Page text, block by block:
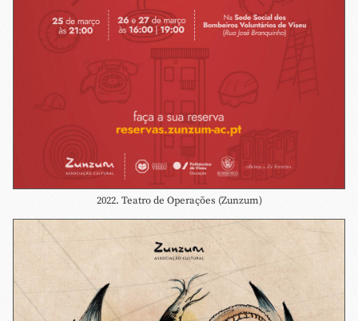
2022. Teatro de Operações (Zunzum)